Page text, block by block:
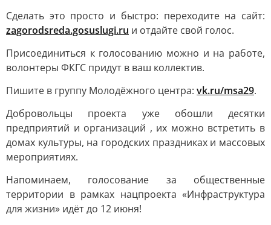
Сделать это просто и быстро: переходите на сайт:
zagorodsreda.gosuslugi.ru и отдайте свой голос.
Присоединиться к голосованию можно и на работе,
волонтеры ФКГС придут в ваш коллектив.
Пишите в группу Молодёжного центра: vk.ru/msa29.
Добровольцы проекта уже обошли десятки
предприятий и организаций , их можно встретить в
домах культуры, на городских праздниках и массовых
мероприятиях.
Напоминаем, голосование за общественные
территории в рамках нацпроекта «Инфраструктура
для жизни» идёт до 12 июня!